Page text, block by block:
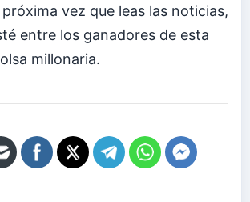
vez que leas las noticias,
entre los ganadores de esta
millonaria.